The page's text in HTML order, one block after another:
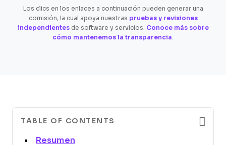
Los clics en los enlaces a continuación pueden generar una
comisión, la cual apoya nuestras pruebas y revisiones
independientesde software y servicios. Conoce más sobre
cómo mantenemos la transparencia.
TABLE OF CONTENTS
Resumen